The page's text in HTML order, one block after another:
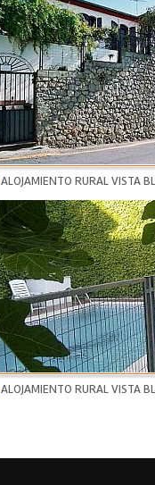
ALOJAMIENTO RURAL VISTA
ALOJAMIENTO RURAL VISTA